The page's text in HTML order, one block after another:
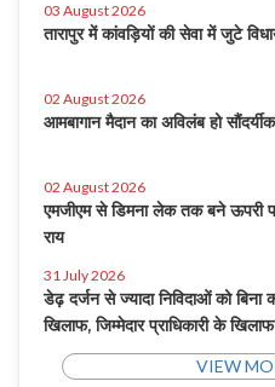
03 August 2026
तारापुर में कांवड़ियों की सेवा में जुटे
02 August 2026
आमबागान मैदान का अविलंब हो
02 August 2026
एमजीएम से डिमना लेक तक बने ऊपरी
राय
31 July 2026
डेढ़ दर्जन से ज्यादा निविदाओं को
खिलाफ, जिम्मेदार प्राधिकारी के
VIEW